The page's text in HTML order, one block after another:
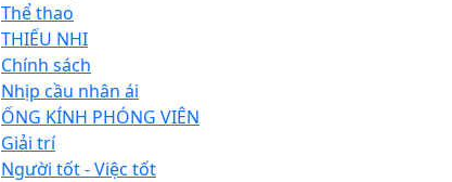
Thể thao
THIẾU NHI
Chính sách
Nhịp cầu nhân ái
ỐNG KÍNH PHÓNG VIÊN
Giải trí
Người tốt - Việc tốt